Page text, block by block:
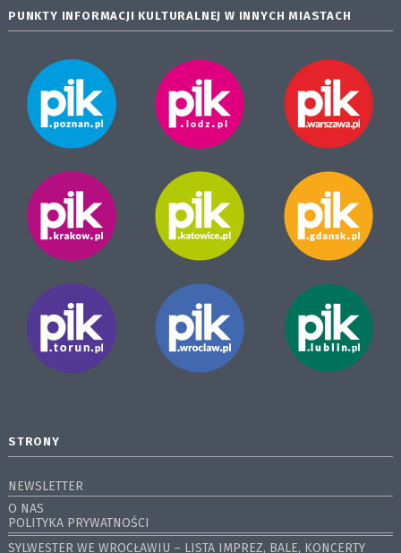
PUNKTY INFORMACJI KULTURALNEJ W INNYCH MIASTACH
STRONY
NEWSLETTER
O NAS
POLITYKA PRYWATNOŚCI
SYLWESTER WE WROCŁAWIU – LISTA IMPREZ, BALE, KONCERTY